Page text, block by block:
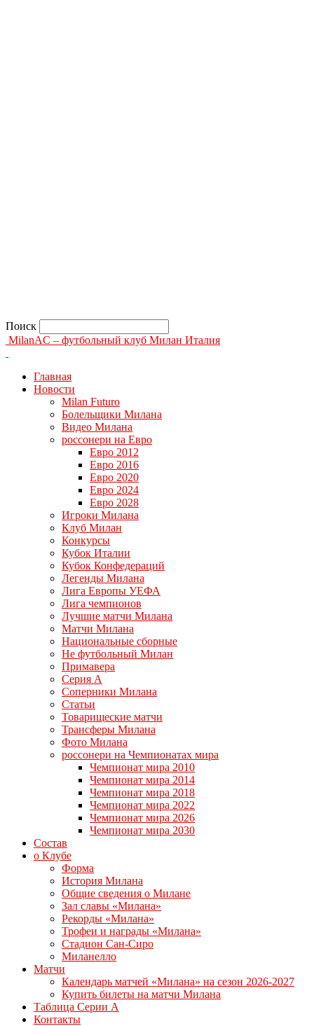
Поиск
MilanAC – футбольный клуб Милан Италия
Главная
Новости
Milan Futuro
Болельщики Милана
Видео Милана
россонери на Евро
Евро 2012
Евро 2016
Евро 2020
Евро 2024
Евро 2028
Игроки Милана
Клуб Милан
Конкурсы
Кубок Италии
Кубок Конфедераций
Легенды Милана
Лига Европы УЕФА
Лига чемпионов
Лучшие матчи Милана
Матчи Милана
Национальные сборные
Не футбольный Милан
Примавера
Серия А
Соперники Милана
Статьи
Товарищеские матчи
Трансферы Милана
Фото Милана
россонери на Чемпионатах мира
Чемпионат мира 2010
Чемпионат мира 2014
Чемпионат мира 2018
Чемпионат мира 2022
Чемпионат мира 2026
Чемпионат мира 2030
Состав
о Клубе
Форма
История Милана
Общие сведения о Милане
Зал славы «Милана»
Рекорды «Милана»
Трофеи и награды «Милана»
Стадион Сан-Сиро
Миланелло
Матчи
Календарь матчей «Милана» на сезон 2026-2027
Купить билеты на матчи Милана
Таблица Серии А
Контакты